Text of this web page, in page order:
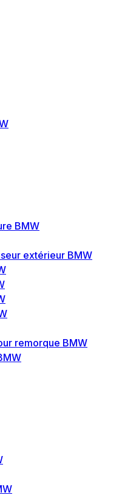
BMW
extérieur BMW
remorque BMW